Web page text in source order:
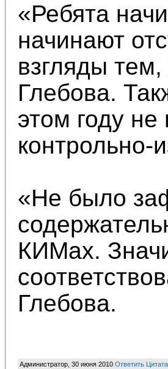
«Ребята
начинают
взгляды
Глебова.
этом году
«Не было
КИМах.
Глебова.
Администратор 30 июня 2010 Ответить Цитата